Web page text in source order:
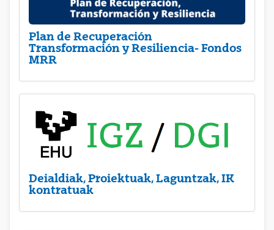
Plan de Recuperación
Transformación y Resiliencia- Fondos
MRR
Deialdiak, Proiektuak, Laguntzak, IK
kontratuak